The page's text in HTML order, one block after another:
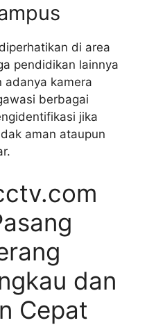
di area
pendidikan lainnya
adanya kamera
berbagai
jika
aman ataupun
dan
Cepat